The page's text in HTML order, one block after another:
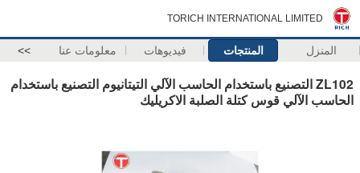
TORICH INTERNATIONAL LIMITED
المنزل المنتجات فيديوهات معلومات عنا >>
ZL102 التصنيع باستخدام الحاسب الآلي التيتانيوم التصنيع باستخدام
الحاسب الآلي قوس كتلة الصلبة الاكريليك